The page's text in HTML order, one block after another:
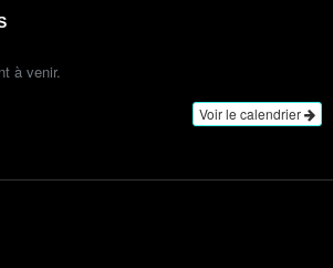
à venir.
Voir le calendrier